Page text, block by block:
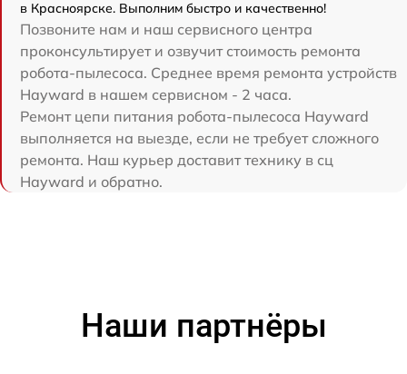
в Красноярске. Выполним быстро и качественно!
Позвоните нам и наш сервисного центра
проконсультирует и озвучит стоимость ремонта
робота-пылесоса. Среднее время ремонта устройств
Hayward в нашем сервисном - 2 часа.
Ремонт цепи питания робота-пылесоса Hayward
выполняется на выезде, если не требует сложного
ремонта. Наш курьер доставит технику в сц
Hayward и обратно.
Наши партнёры